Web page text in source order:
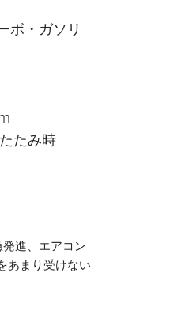
ボ・ガソリ
たみ時
進、エアコン
あまり受けない